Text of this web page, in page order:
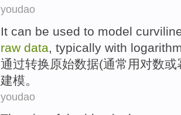
youdao
It can be used to model
raw data typically with
通过转换原始数据(通常 用对数或
建模 。
youdao